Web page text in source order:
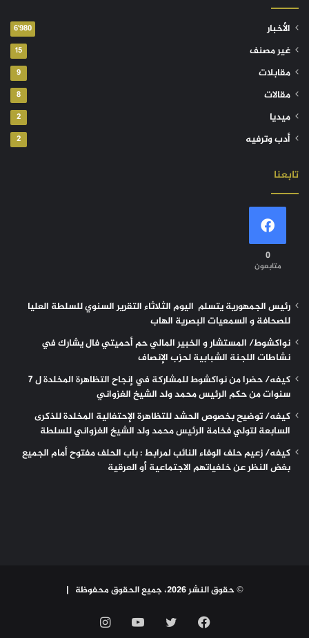
الأخبار 6٬980
غير مصنف 15
مقابلات 9
مقالات 8
ميديا 2
أدب وترفيه 2
تابعنا
0
متابعون
رئيس الجمهورية يتسلم اليوم الثلاثاء التقرير السنوي للسلطة العليا
للصحافة و السمعيات البصرية الهاب
نواكشوط/ المستشار و الخبير المالي حم أحميتي فال يشارك في
نشاطات اللجنة الشبابية لحزب الإنصاف
كيفه/ حضرا من نواكشوط للمشاركة في إنجاح التظاهرة المخلدة ل 7
سنوات من حكم الرئيس محمد ولد الشيخ الغزواني
كيفه/ توضيح بخصوص الحشد للتظاهرة الإحتفالية المخلدة للذكرى
السابعة لتولي فخامة الرئيس محمد ولد الشيخ الغزواني للسلطة
كيفه/ زعيم حلف الوفاء النائب لمرابط : باب الحلف مفتوح أمام الجميع
بغض النظر عن خلفياتهم الاجتماعية أو العرقية
© حقوق النشر 2026، جميع الحقوق محفوظة |
فيسبوك تويتر يوتيوب